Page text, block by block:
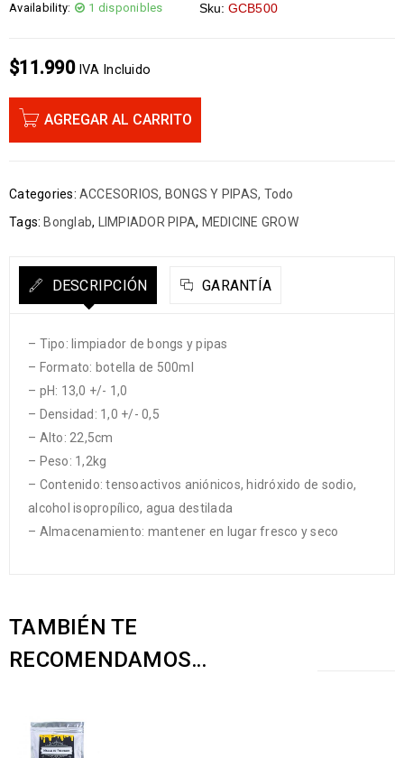
Availability: 1 disponibles Sku: GCB500
$11.990 IVA Incluido
AGREGAR AL CARRITO
Categories: ACCESORIOS, BONGS Y PIPAS, Todo
Tags: Bonglab, LIMPIADOR PIPA, MEDICINE GROW
DESCRIPCIÓN GARANTÍA
– Tipo: limpiador de bongs y pipas
– Formato: botella de 500ml
– pH: 13,0 +/- 1,0
– Densidad: 1,0 +/- 0,5
– Alto: 22,5cm
– Peso: 1,2kg
– Contenido: tensoactivos aniónicos, hidróxido de sodio,
alcohol isopropílico, agua destilada
– Almacenamiento: mantener en lugar fresco y seco
TAMBIÉN TE
RECOMENDAMOS…